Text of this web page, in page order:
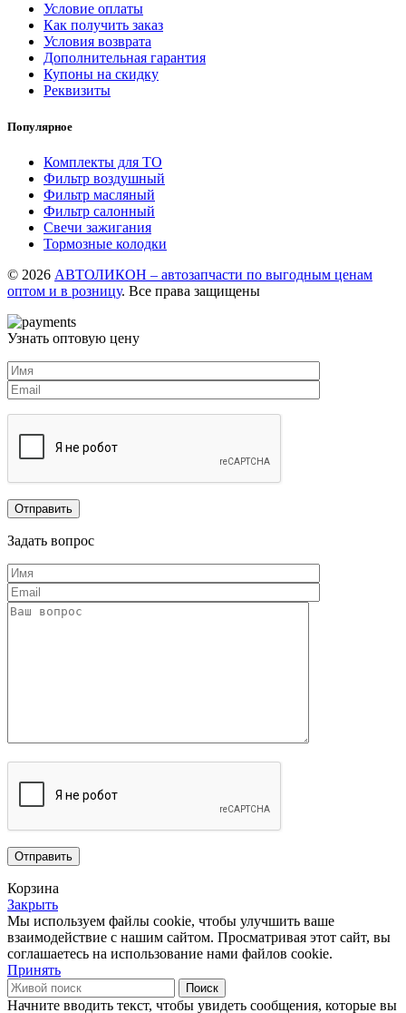
Условие оплаты
Как получить заказ
Условия возврата
Дополнительная гарантия
Купоны на скидку
Реквизиты
Популярное
Комплекты для ТО
Фильтр воздушный
Фильтр масляный
Фильтр салонный
Свечи зажигания
Тормозные колодки
© 2026 АВТОЛИКОН – автозапчасти по выгодным ценам
оптом и в розницу. Все права защищены
Узнать оптовую цену
Задать вопрос
Корзина
Закрыть
Мы используем файлы cookie, чтобы улучшить ваше
взаимодействие с нашим сайтом. Просматривая этот сайт, вы
соглашаетесь на использование нами файлов cookie.
Принять
Поиск
Начните вводить текст, чтобы увидеть сообщения, которые вы